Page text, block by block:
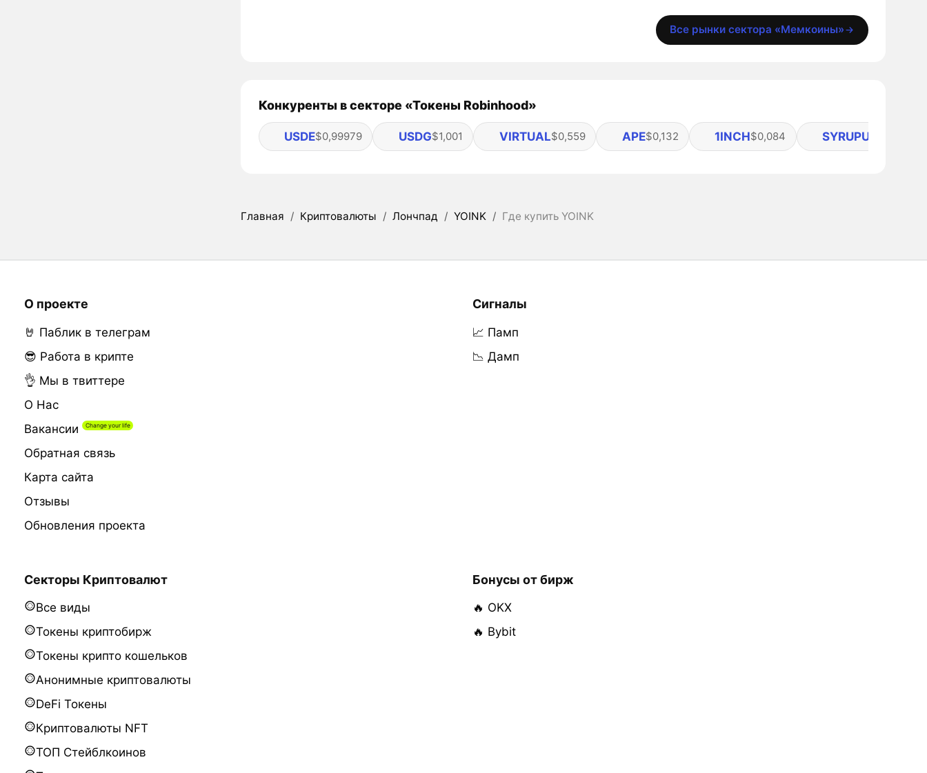
Все рынки сектора «Мемкоины»
Конкуренты в секторе «Токены Robinhood»
USDE$0,99979 USDG$1,001 VIRTUAL$0,559 APE$0,132 1INCH$0,084 SYRUPUSDG
Главная / Криптовалюты / Лончпад / YOINK / Где купить YOINK
О проекте
🤘 Паблик в телеграм
😎 Работа в крипте
👌 Мы в твиттере
О Нас
Вакансии
Обратная связь
Карта сайта
Отзывы
Обновления проекта
Сигналы
📈 Памп
📉 Дамп
Секторы Криптовалют
Все виды
Токены криптобирж
Токены крипто кошельков
Анонимные криптовалюты
DeFi Токены
Криптовалюты NFT
ТОП Стейблкоинов
Бонусы от бирж
🔥 OKX
🔥 Bybit